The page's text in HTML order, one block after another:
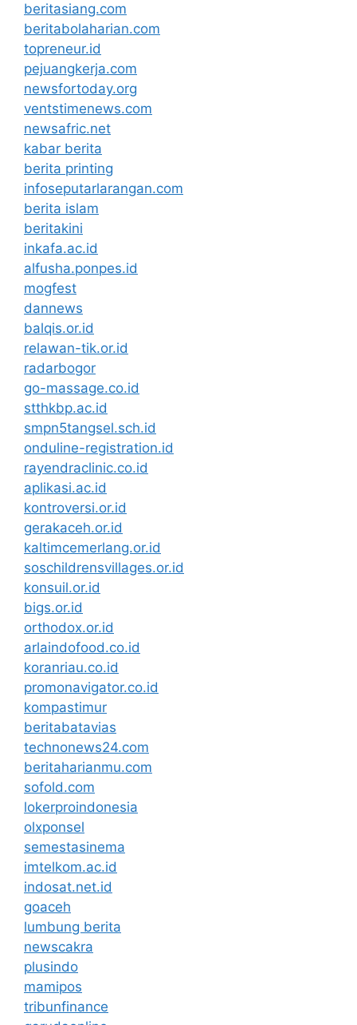
beritasiang.com
beritabolaharian.com
topreneur.id
pejuangkerja.com
newsfortoday.org
ventstimenews.com
newsafric.net
kabar berita
berita printing
infoseputarlarangan.com
berita islam
beritakini
inkafa.ac.id
alfusha.ponpes.id
mogfest
dannews
balqis.or.id
relawan-tik.or.id
radarbogor
go-massage.co.id
stthkbp.ac.id
smpn5tangsel.sch.id
onduline-registration.id
rayendraclinic.co.id
aplikasi.ac.id
kontroversi.or.id
gerakaceh.or.id
kaltimcemerlang.or.id
soschildrensvillages.or.id
konsuil.or.id
bigs.or.id
orthodox.or.id
arlaindofood.co.id
koranriau.co.id
promonavigator.co.id
kompastimur
beritabatavias
technonews24.com
beritaharianmu.com
sofold.com
lokerproindonesia
olxponsel
semestasinema
imtelkom.ac.id
indosat.net.id
goaceh
lumbung berita
newscakra
plusindo
mamipos
tribunfinance